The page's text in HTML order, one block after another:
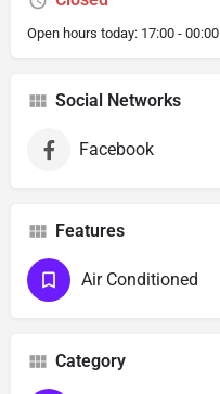
Open hours today: 17:00 - 00:00
Social Networks
Facebook
Features
Air Conditioned
Category